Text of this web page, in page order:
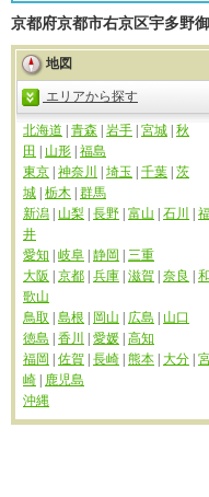
京都府京都市右京区宇多野
地図
エリアから探す
北海道 青森 岩手 宮城 秋
田
山形 福島
東京 神奈川 埼玉 千葉 茨
城 栃木 群馬
新潟
山梨 長野 富山 石川
井
愛知
岐阜 静岡
三重
大阪
京都 兵庫 滋賀 奈良
和
歌山
鳥取
島根 岡山 広島
山口
徳島
香川 愛媛 高知
福岡
佐賀 長崎 熊本 大分
崎
鹿児島
沖縄